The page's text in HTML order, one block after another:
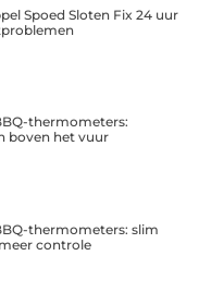
Spoed Sloten Fix 24 uur
thermometers:
boven het vuur
thermometers: slim
controle